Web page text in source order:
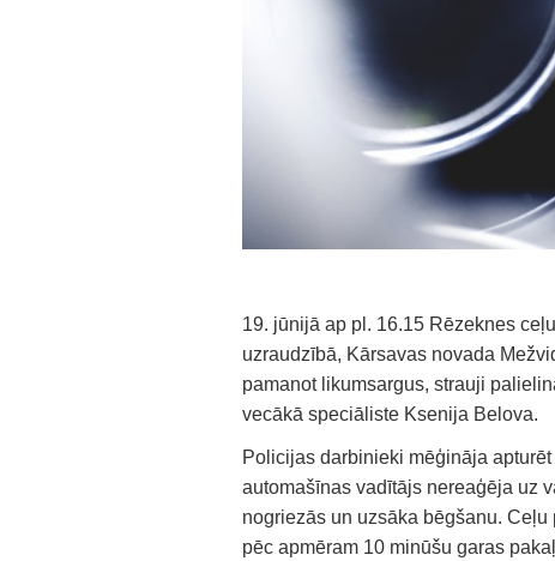
19. jūnijā ap pl. 16.15 Rēzeknes
uzraudzībā, Kārsavas novada
pamanot likumsargus, strauji
vecākā speciāliste Ksenija Belova.
Policijas darbinieki mēģināja
automašīnas vadītājs nereaģēja uz
nogriezās un uzsāka bēgšanu.
pēc apmēram 10 minūšu garas